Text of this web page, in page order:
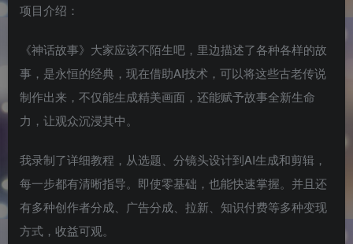
项目介绍：
《神话故事》大家应该不陌生吧，里边描述了各种各样的故
事，是永恒的经典，现在借助AI技术，可以将这些古老传说
制作出来，不仅能生成精美画面，还能赋予故事全新生命
力，让观众沉浸其中。
我录制了详细教程，从选题、分镜头设计到AI生成和剪辑，
每一步都有清晰指导。即使零基础，也能快速掌握。并且还
有多种创作者分成、广告分成、拉新、知识付费等多种变现
方式，收益可观。